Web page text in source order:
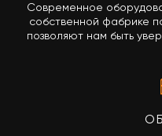
Современное
собственной фабрике
позволяют нам быть